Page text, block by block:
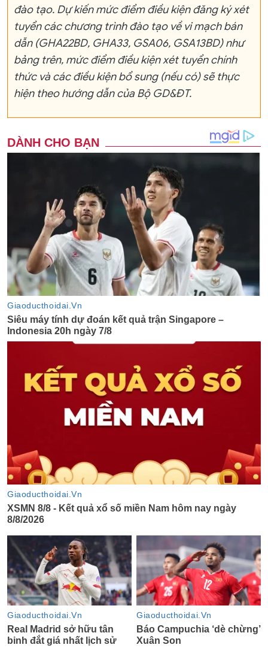
đào tạo. Dự kiến mức điểm điều kiện đăng ký xét
tuyển các chương trình đào tạo về vi mạch bán
dẫn (GHA22BD, GHA33, GSA06, GSA13BD) như
bảng trên, mức điểm điều kiện xét tuyển chính
thức và các điều kiện bổ sung (nếu có) sẽ thực
hiện theo hướng dẫn của Bộ GD&ĐT.